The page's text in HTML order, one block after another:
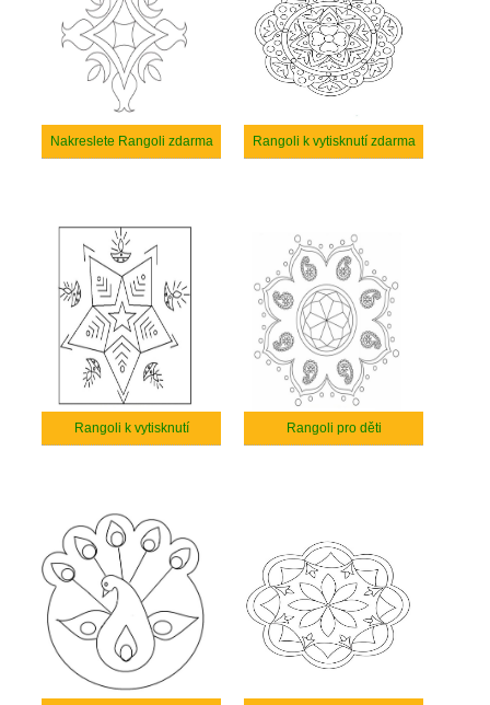
Nakreslete Rangoli zdarma Rangoli k vytisknutí zdarma
Rangoli k vytisknutí Rangoli pro děti